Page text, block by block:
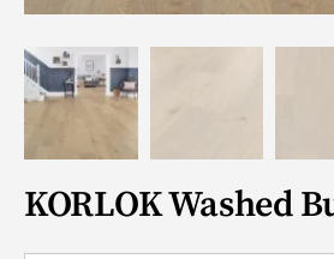
KORLOK Washed